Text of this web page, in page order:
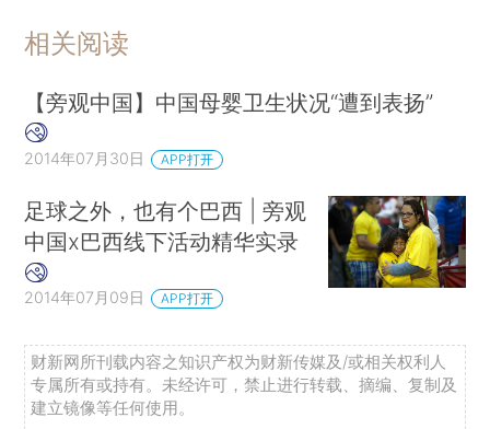
相关阅读
【旁观中国】中国母婴卫生状况“遭到表扬”
2014年07月30日 APP打开
足球之外，也有个巴西 | 旁观
中国x巴西线下活动精华实录
2014年07月09日 APP打开
财新网所刊载内容之知识产权为财新传媒及/或相关权利人
专属所有或持有。未经许可，禁止进行转载、摘编、复制及
建立镜像等任何使用。